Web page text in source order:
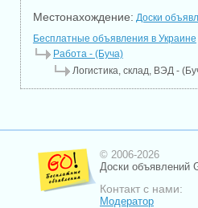
Местонахождение: Доски
Бесплатные объявления в Украине
Работа - (Буча)
Логистика, склад, ВЭД -
© 2006-2026
Доски объявлений
Контакт с нами:
Модератор